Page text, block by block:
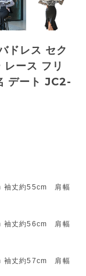
ドレス セク
ース フリ
デート JC2-
袖丈約55cm 肩幅
袖丈約56cm 肩幅
袖丈約57cm 肩幅